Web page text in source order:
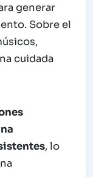
generar
Sobre el
cuidada
, lo